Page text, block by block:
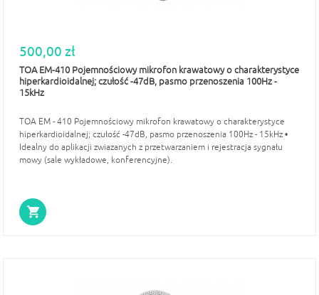
500,00 zł
TOA EM-410 Pojemnościowy mikrofon krawatowy o charakterystyce
hiperkardioidalnej; czułość -47dB, pasmo przenoszenia 100Hz -
15kHz
TOA EM - 410 Pojemnościowy mikrofon krawatowy o charakterystyce
hiperkardioidalnej; czułość -47dB, pasmo przenoszenia 100Hz - 15kHz •
Idealny do aplikacji zwiazanych z przetwarzaniem i rejestracja sygnału
mowy (sale wykładowe, konferencyjne).